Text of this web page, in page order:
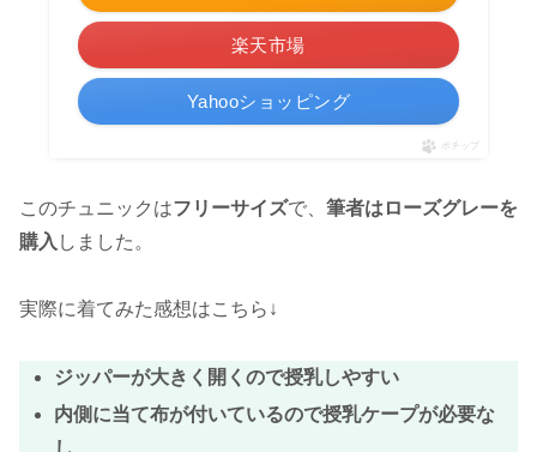
楽天市場
Yahooショッピング
ポチップ
このチュニックはフリーサイズで、 筆者はローズグレーを
購入 しました。
実際に着てみた感想はこちら↓
ジッパーが大きく開くので授乳しやすい
内側に当て布が付いているので授乳ケープが必要な